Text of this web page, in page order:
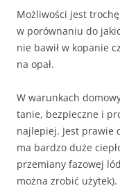
Możliwości jest
w porównaniu do
nie bawił w kopanie
na opał.
W warunkach
tanie, bezpieczne i
najlepiej. Jest prawie
ma bardzo duże
przemiany fazowej
można zrobić użytek).